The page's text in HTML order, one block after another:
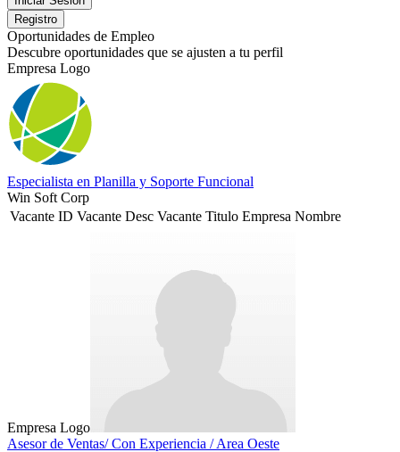
Oportunidades de Empleo
Descubre oportunidades que se ajusten a tu perfil
Empresa Logo
Especialista en Planilla y Soporte Funcional
Win Soft Corp
Vacante ID Vacante Desc Vacante Titulo Empresa Nombre
Empresa Logo
Asesor de Ventas/ Con Experiencia / Area Oeste